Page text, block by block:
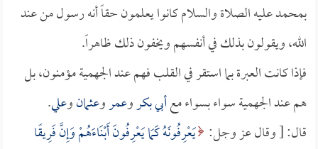
بمحمد عليه الصلاة والسلام كانوا يعلمون حقاً أنه رسول من عند
الله، ويقولون بذلك في أنفسهم ويخفون ذلك ظاهراً.
فإذا كانت العبرة بما استقر في القلب فهم عند الجهمية مؤمنون، بل
هم عند الجهمية سواء بسواء معأبي بكروعمروعثمانوعلي.
قال: [ وقال عز وجل: يَعْرِفُونَهُ كَمَا يَعْرِفُونَ أَبْنَاءَهُمْ وَإِنَّ فَرِيقًا